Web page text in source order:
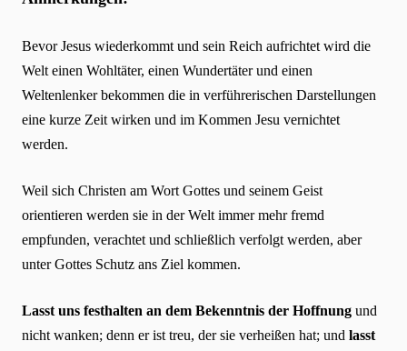
Bevor Jesus wiederkommt und sein Reich aufrichtet wird die
Welt einen Wohltäter, einen Wundertäter und einen
Weltenlenker bekommen die in verführerischen Darstellungen
eine kurze Zeit wirken und im Kommen Jesu vernichtet
werden.
Weil sich Christen am Wort Gottes und seinem Geist
orientieren werden sie in der Welt immer mehr fremd
empfunden, verachtet und schließlich verfolgt werden, aber
unter Gottes Schutz ans Ziel kommen.
Lasst uns festhalten an dem Bekenntnis der Hoffnung und
nicht wanken; denn er ist treu, der sie verheißen hat; und lasst